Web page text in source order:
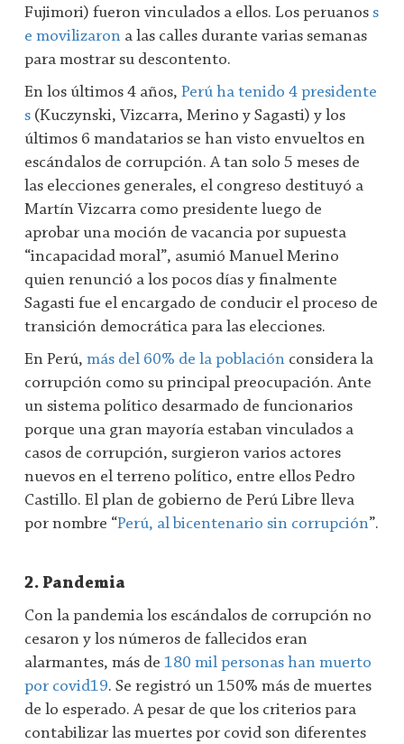
Fujimori) fueron vinculados a ellos. Los peruanos s
e movilizaron a las calles durante varias semanas
para mostrar su descontento.
En los últimos 4 años, Perú ha tenido 4 presidente
s (Kuczynski, Vizcarra, Merino y Sagasti) y los
últimos 6 mandatarios se han visto envueltos en
escándalos de corrupción. A tan solo 5 meses de
las elecciones generales, el congreso destituyó a
Martín Vizcarra como presidente luego de
aprobar una moción de vacancia por supuesta
“incapacidad moral”, asumió Manuel Merino
quien renunció a los pocos días y finalmente
Sagasti fue el encargado de conducir el proceso de
transición democrática para las elecciones.
En Perú, más del 60% de la población considera la
corrupción como su principal preocupación. Ante
un sistema político desarmado de funcionarios
porque una gran mayoría estaban vinculados a
casos de corrupción, surgieron varios actores
nuevos en el terreno político, entre ellos Pedro
Castillo. El plan de gobierno de Perú Libre lleva
por nombre “Perú, al bicentenario sin corrupción”.
2. Pandemia
Con la pandemia los escándalos de corrupción no
cesaron y los números de fallecidos eran
alarmantes, más de 180 mil personas han muerto
por covid19. Se registró un 150% más de muertes
de lo esperado. A pesar de que los criterios para
contabilizar las muertes por covid son diferentes